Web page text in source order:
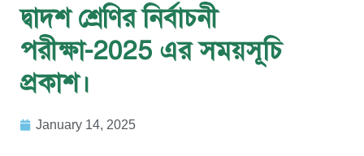
দ্বাদশ শ্রেণির নির্বাচনী
পরীক্ষা-2025 এর সময়সূচি
প্রকাশ।
January 14, 2025